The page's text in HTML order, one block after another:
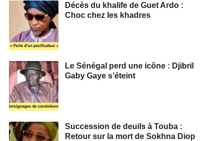
Décès du khalife de Guet Ardo :
Choc chez les khadres
Le Sénégal perd une icône : Djibril
Gaby Gaye s’éteint
Succession de deuils à Touba :
Retour sur la mort de Sokhna Diop